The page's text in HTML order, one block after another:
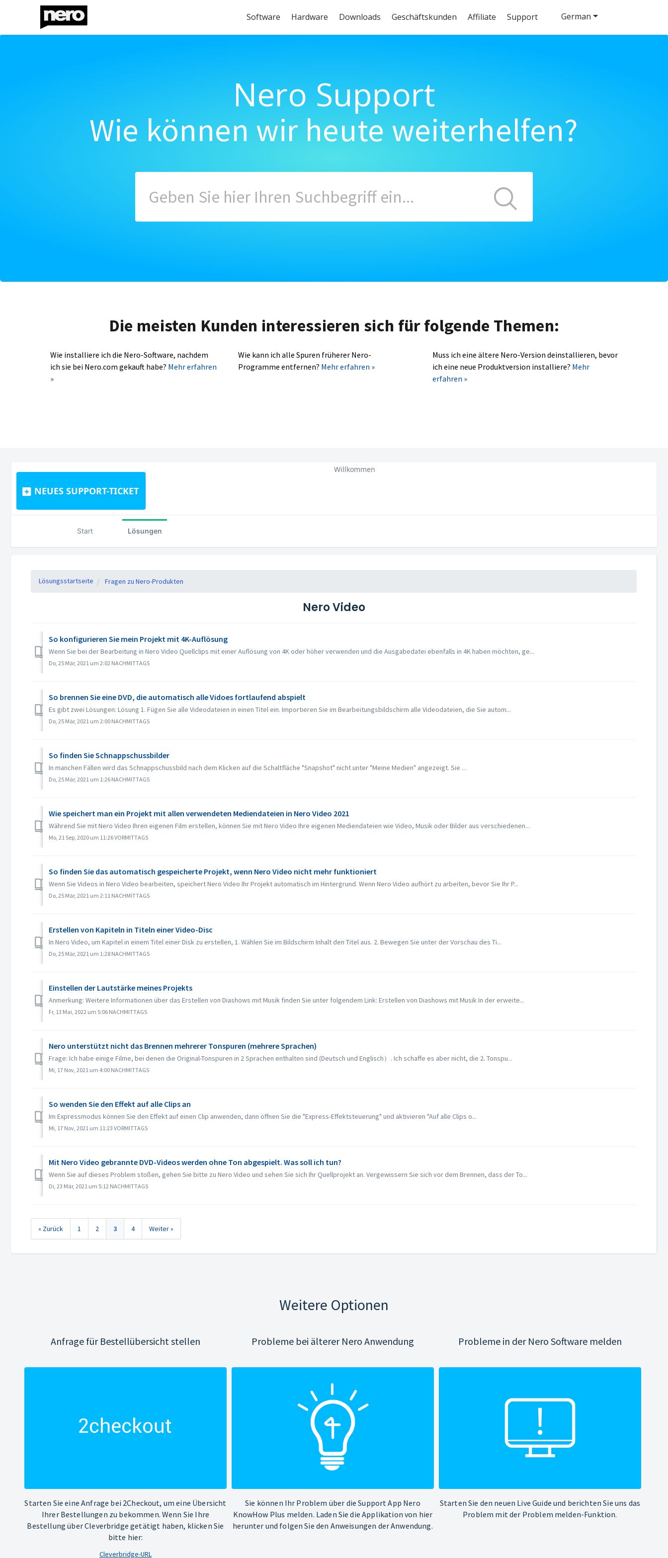
Software Hardware Downloads Geschäftskunden Affiliate Support
Nero Support
Wie können wir heute weiterhelfen?
Die meisten Kunden interessieren sich für folgende Themen:
Wie installiere ich die Nero-Software, nachdem
ich sie bei Nero.com gekauft habe? Mehr erfahren
»
Wie kann ich alle Spuren früherer Nero-
Programme entfernen? Mehr erfahren »
Muss ich eine ältere Nero-Version deinstallieren, bevor
ich eine neue Produktversion installiere? Mehr
erfahren »
NEUES SUPPORT-TICKET
German
Willkommen
Start Lösungen
Lösungsstartseite Fragen zu Nero-Produkten
Nero Video
So konfigurieren Sie mein Projekt mit 4K-Auflösung
Wenn Sie bei der Bearbeitung in Nero Video Quellclips mit einer Auflösung von 4K oder höher verwenden und die Ausgabedatei ebenfalls in 4K haben möchten, ge...
Do, 25 Mär, 2021 um 2:02 NACHMITTAGS
So brennen Sie eine DVD, die automatisch alle Vidoes fortlaufend abspielt
Es gibt zwei Lösungen: Lösung 1. Fügen Sie alle Videodateien in einen Titel ein. Importieren Sie im Bearbeitungsbildschirm alle Videodateien, die Sie autom...
Do, 25 Mär, 2021 um 2:00 NACHMITTAGS
So finden Sie Schnappschussbilder
In manchen Fällen wird das Schnappschussbild nach dem Klicken auf die Schaltfläche "Snapshot" nicht unter "Meine Medien" angezeigt. Sie ...
Do, 25 Mär, 2021 um 1:26 NACHMITTAGS
Wie speichert man ein Projekt mit allen verwendeten Mediendateien in Nero Video 2021
Während Sie mit Nero Video Ihren eigenen Film erstellen, können Sie mit Nero Video Ihre eigenen Mediendateien wie Video, Musik oder Bilder aus verschiedenen...
Mo, 21 Sep, 2020 um 11:26 VORMITTAGS
So finden Sie das automatisch gespeicherte Projekt, wenn Nero Video nicht mehr funktioniert
Wenn Sie Videos in Nero Video bearbeiten, speichert Nero Video Ihr Projekt automatisch im Hintergrund. Wenn Nero Video aufhört zu arbeiten, bevor Sie Ihr P...
Do, 25 Mär, 2021 um 2:11 NACHMITTAGS
Erstellen von Kapiteln in Titeln einer Video-Disc
In Nero Video, um Kapitel in einem Titel einer Disk zu erstellen, 1. Wählen Sie im Bildschirm Inhalt den Titel aus. 2. Bewegen Sie unter der Vorschau des Ti...
Do, 25 Mär, 2021 um 1:28 NACHMITTAGS
Einstellen der Lautstärke meines Projekts
Anmerkung: Weitere Informationen über das Erstellen von Diashows mit Musik finden Sie unter folgendem Link: Erstellen von Diashows mit Musik In der erweite...
Fr, 13 Mai, 2022 um 5:06 NACHMITTAGS
Nero unterstützt nicht das Brennen mehrerer Tonspuren (mehrere Sprachen)
Frage: Ich habe einige Filme, bei denen die Original-Tonspuren in 2 Sprachen enthalten sind (Deutsch und Englisch）. Ich schaffe es aber nicht, die 2. Tonspu...
Mi, 17 Nov, 2021 um 4:00 NACHMITTAGS
So wenden Sie den Effekt auf alle Clips an
Im Expressmodus können Sie den Effekt auf einen Clip anwenden, dann öffnen Sie die "Express-Effektsteuerung" und aktivieren "Auf alle Clips o...
Mi, 17 Nov, 2021 um 11:23 VORMITTAGS
Mit Nero Video gebrannte DVD-Videos werden ohne Ton abgespielt. Was soll ich tun?
Wenn Sie auf dieses Problem stoßen, gehen Sie bitte zu Nero Video und sehen Sie sich Ihr Quellprojekt an. Vergewissern Sie sich vor dem Brennen, dass der To...
Di, 23 Mär, 2021 um 5:12 NACHMITTAGS
« Zurück 1 2 3 4 Weiter »
Weitere Optionen
Anfrage für Bestellübersicht stellen
Starten Sie eine Anfrage bei 2Checkout, um eine Übersicht
Ihrer Bestellungen zu bekommen. Wenn Sie Ihre
Bestellung über Cleverbridge getätigt haben, klicken Sie
bitte hier:
Cleverbridge-URL
Probleme bei älterer Nero Anwendung
Sie können Ihr Problem über die Support App Nero
KnowHow Plus melden. Laden Sie die Applikation von hier
herunter und folgen Sie den Anweisungen der Anwendung.
Probleme in der Nero Software melden
Starten Sie den neuen Live Guide und berichten Sie uns das
Problem mit der Problem melden-Funktion.